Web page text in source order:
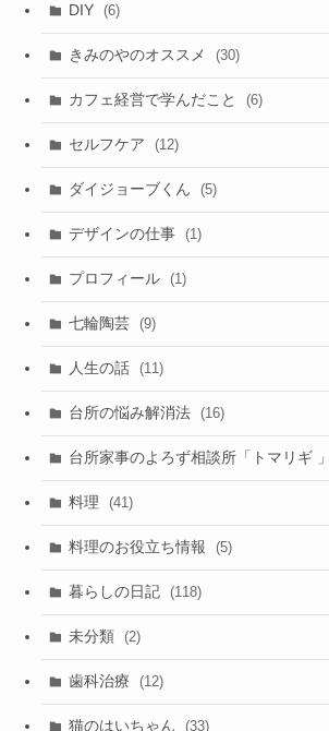
DIY (6)
きみのやのオススメ (30)
カフェ経営で学んだこと (6)
セルフケア (12)
ダイジョーブくん (5)
デザインの仕事 (1)
プロフィール (1)
七輪陶芸 (9)
人生の話 (11)
台所の悩み解消法 (16)
台所家事のよろず相談所「トマリギ 」
料理 (41)
料理のお役立ち情報 (5)
暮らしの日記 (118)
未分類 (2)
歯科治療 (12)
猫のはいちゃん (33)